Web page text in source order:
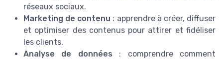
réseaux sociaux.
Marketing de contenu : apprendre à créer, diffuser
et optimiser des contenus pour attirer et fidéliser
les clients.
Analyse de données : comprendre comment